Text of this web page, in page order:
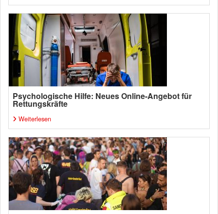
Psychologische Hilfe: Neues Online-Angebot für
Rettungskräfte
Weiterlesen